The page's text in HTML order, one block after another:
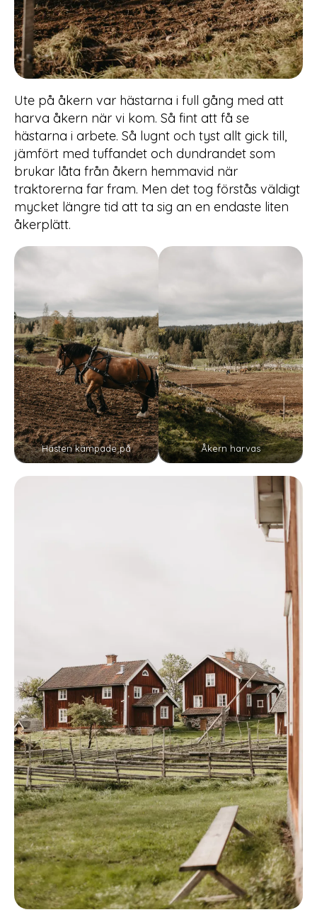
Ute på åkern var hästarna i full gång med att
harva åkern när vi kom. Så fint att få se
hästarna i arbete. Så lugnt och tyst allt gick till,
jämfört med tuffandet och dundrandet som
brukar låta från åkern hemmavid när
traktorerna far fram. Men det tog förstås väldigt
mycket längre tid att ta sig an en endaste liten
åkerplätt.
Hästen kämpade på Åkern harvas